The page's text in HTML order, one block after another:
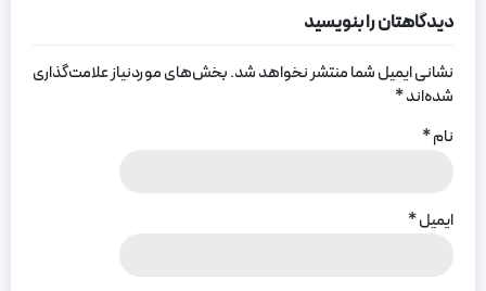
نکات
دیدگاهتان را بنویسید
نشانی ایمیل شما منتشر نخواهد شد.بخش‌های موردنیاز علامت‌گذاری
شده‌اند*
نام*
ایمیل*